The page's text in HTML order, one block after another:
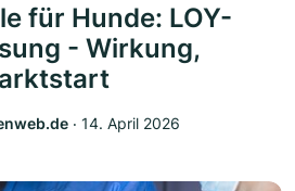
für Hunde: LOY-
- Wirkung,
‧ 14. April 2026